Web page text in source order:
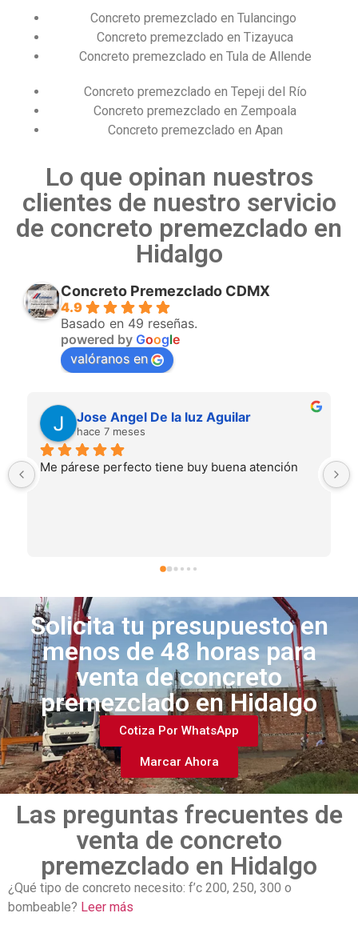
Concreto premezclado en Tulancingo
Concreto premezclado en Tizayuca
Concreto premezclado en Tula de Allende
Concreto premezclado en Tepeji del Río
Concreto premezclado en Zempoala
Concreto premezclado en Apan
Lo que opinan nuestros
clientes de nuestro servicio
de concreto premezclado en
Hidalgo
Concreto Premezclado CDMX
4.9
Basado en 49 reseñas.
powered by Google
valóranos en
Angel De la luz Aguilar
7 meses
perfecto tiene buy buena atención
S
Excelente
material
Solicita tu presupuesto en
menos de 48 horas para
venta de concreto
premezclado en Hidalgo
Cotiza Por WhatsApp
Marcar Ahora
Las preguntas frecuentes de
venta de concreto
premezclado en Hidalgo
¿Qué tipo de concreto necesito: f’c 200, 250, 300 o
bombeable? Leer más